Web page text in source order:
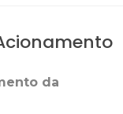
da